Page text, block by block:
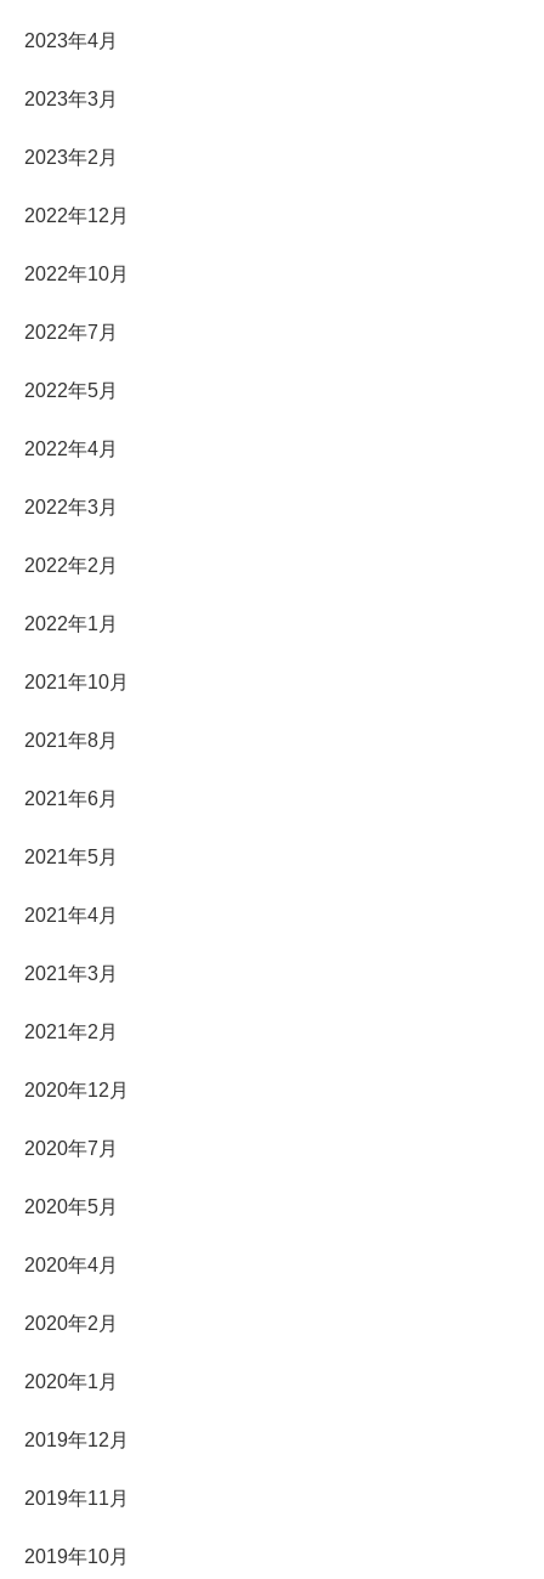
2023年4月
2023年3月
2023年2月
2022年12月
2022年10月
2022年7月
2022年5月
2022年4月
2022年3月
2022年2月
2022年1月
2021年10月
2021年8月
2021年6月
2021年5月
2021年4月
2021年3月
2021年2月
2020年12月
2020年7月
2020年5月
2020年4月
2020年2月
2020年1月
2019年12月
2019年11月
2019年10月